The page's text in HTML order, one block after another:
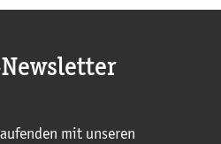
mit unseren